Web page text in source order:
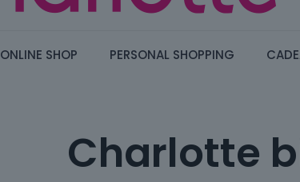
ONLINE SHOP PERSONAL SHOPPING
Charlotte